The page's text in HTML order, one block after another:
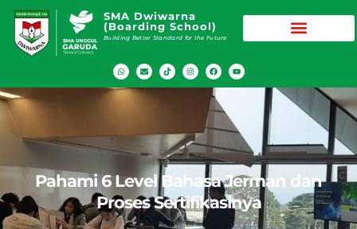
SMA Dwiwarna
(Boarding School)
Building Better Standard for the Future
Pahami 6 Level Bahasa Jerman dan
Proses Sertifikasinya